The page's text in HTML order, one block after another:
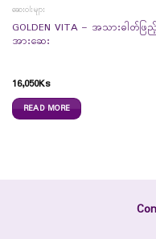
ဆေးဝါးများ
GOLDEN VITA – အသားဓါတ်ဖြ
အားဆေး
16,050Ks
READ MORE